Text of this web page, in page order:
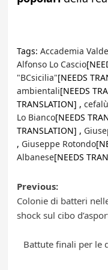
Tags: Accademia
Alfonso Lo Cascio
"BCsicilia"[NEEDS
ambientali[NEEDS
TRANSLATION] , cefalù
Lo Bianco[NEEDS
TRANSLATION] ,
, Giuseppe Rotondo
Albanese[NEEDS
Post
Previous:
Colonie di batteri
shock sul cibo
Battute finali per le